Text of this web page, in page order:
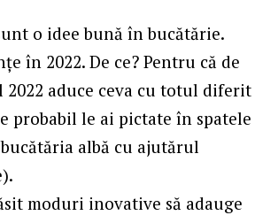
o idee bună în bucătărie.
în 2022. De ce? Pentru că de
aduce ceva cu totul diferit
probabil le ai pictate în spatele
albă cu ajutărul
moduri inovative să adauge